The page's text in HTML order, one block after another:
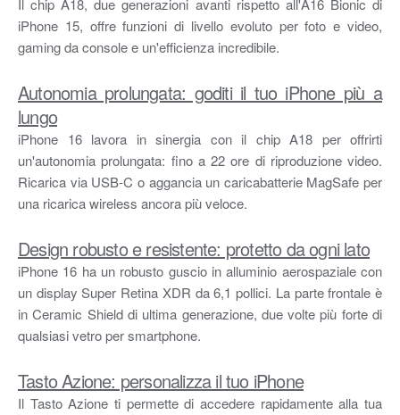
iPhone 15, offre funzioni di livello evoluto per foto e video,
gaming da console e un'efficienza incredibile.
Autonomia prolungata: goditi il tuo iPhone più a
lungo
iPhone 16 lavora in sinergia con il chip A18 per offrirti
un'autonomia prolungata: fino a 22 ore di riproduzione video.
Ricarica via USB-C o aggancia un caricabatterie MagSafe per
una ricarica wireless ancora più veloce.
Design robusto e resistente: protetto da ogni lato
iPhone 16 ha un robusto guscio in alluminio aerospaziale con
un display Super Retina XDR da 6,1 pollici. La parte frontale è
in Ceramic Shield di ultima generazione, due volte più forte di
qualsiasi vetro per smartphone.
Tasto Azione: personalizza il tuo iPhone
Il Tasto Azione ti permette di accedere rapidamente alla tua